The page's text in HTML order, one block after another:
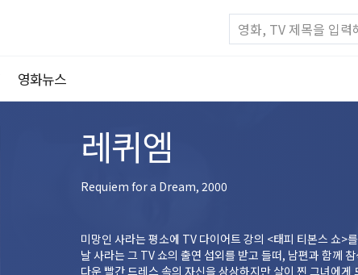
영화뉴스
레퀴엠
Requiem for a Dream, 2000
미망인 사라는 평소에 TV 다이어트 강의 <태피 티본스 쇼>
날 사라는 그 TV 쇼의 출연 섭외를 받고 들떠, 남편과 함께
다운 빨간 드레스 속의 자신을 상상하지만 살이 찐 그녀에게